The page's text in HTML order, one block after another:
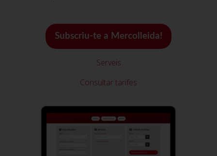
Subscriu-te a Mercolleida!
Serveis
Consultar tarifes